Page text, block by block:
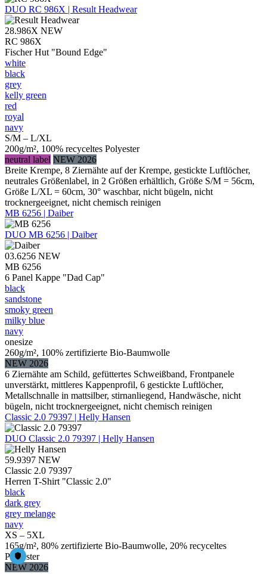
DUO RC 986X | Result Headwear
28.986X NEW
RC 986X
Fischer Hut "Bound Edge"
white
black
grey
kelly green
red
royal
navy
S/M – L/XL
200g/m², 100% recyceltes Polyester
neutral label NEW 2026
Breite Krempe, 8 Ziernähte auf der Krempe, gestickte Luftlöcher,
neutrales Größenlabel, in 2 Größen erhältlich, Größe S/M = 56cm,
Größe L/XL = 60cm, 30° waschbar, nicht bügeln, nicht
trocknergeeignet, nicht chemisch reinigen
MB 6256 | Daiber
DUO MB 6256 | Daiber
03.6256 NEW
MB 6256
6 Panel Kappe "Dad Cap"
black
sandstone
smoky green
milky blue
navy
onesize
260g/m², 100% zertifizierte Bio-Baumwolle
NEW 2026
6 Ziernähte am Schild, gefüttertes Schweißband, Frontpanele
unverstärkt, mittleres Kappenprofil, 6 gestickte Luftlöcher,
Metallschnalle in mattsilber, stirnanliegend, Handwäsche, nicht
bügeln, nicht trocknergeeignet, nicht chemisch reinigen
Classic 2.0 79397 | Helly Hansen
DUO Classic 2.0 79397 | Helly Hansen
59.9397 NEW
Classic 2.0 79397
Herren T-Shirt "Classic 2.0"
black
dark grey
grey melange
navy
XS – 5XL
165g/m², 80% zertifizierte Bio-Baumwolle, 20% recyceltes
Polyester
NEW 2026